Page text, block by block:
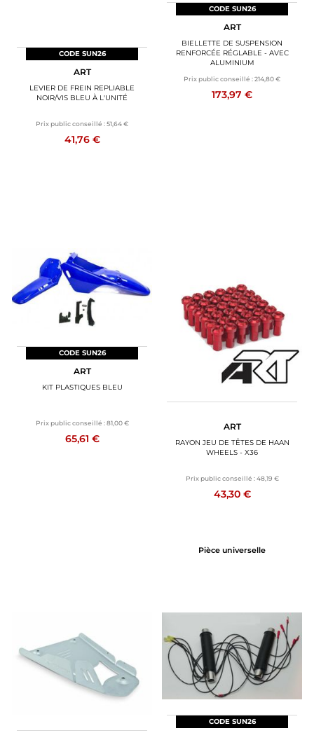
CODE SUN26
ART
LEVIER DE FREIN REPLIABLE
NOIR/VIS BLEU À L'UNITÉ
Prix public conseillé :51,64 €
41,76 €
CODE SUN26
ART
BIELLETTE DE SUSPENSION
RENFORCÉE RÉGLABLE - AVEC
ALUMINIUM
Prix public conseillé :214,80 €
173,97 €
CODE SUN26
ART
KIT PLASTIQUES BLEU
Prix public conseillé : 81,00 €
65,61 €
ART
RAYON JEU DE TÊTES DE HAAN
WHEELS - X36
Prix public conseillé : 48,19 €
43,30 €
Pièce universelle
CODE SUN26